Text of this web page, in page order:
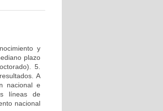
y
plazo
5.
A
nacional e
líneas de
nacional